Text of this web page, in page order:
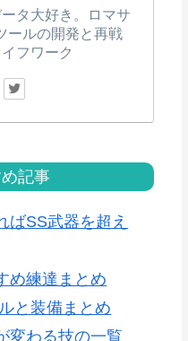
タ大好き。ロマサ
ールの開発と再戦
フワーク
記事
ばSS武器を超え
め練達まとめ
と装備まとめ
変わる技の一覧